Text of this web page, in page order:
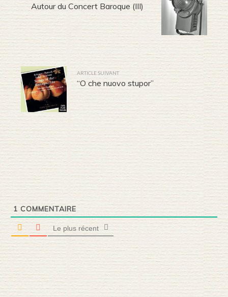
Autour du Concert Baroque (III)
ARTICLE SUIVANT
“O che nuovo stupor”
1 COMMENTAIRE
Le plus récent